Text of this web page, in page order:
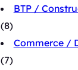
BTP /
(8)
Commerce /
(7)